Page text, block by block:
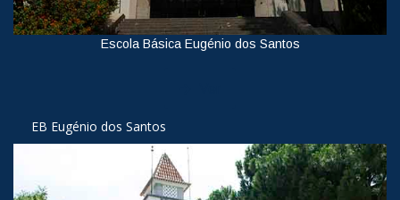
Escola Básica Eugénio dos Santos
EB Eugénio dos Santos